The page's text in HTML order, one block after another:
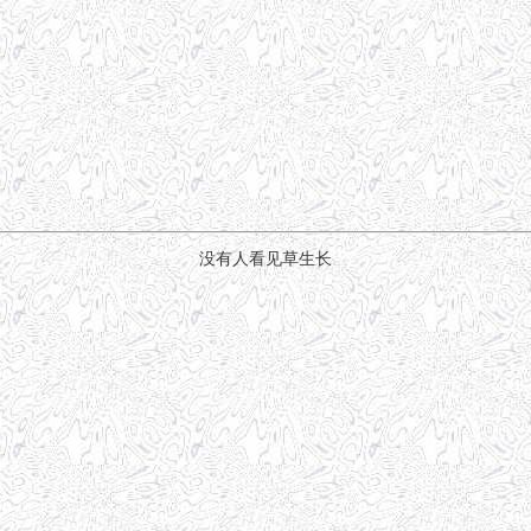
没有人看见草生长